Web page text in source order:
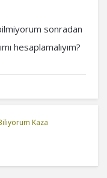
sonradan
hesaplamalıyım?
Kaza